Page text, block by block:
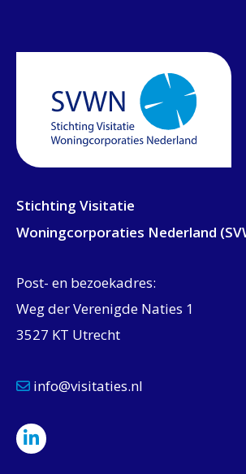
Stichting Visitatie
Woningcorporaties Nederland
Post- en bezoekadres:
Weg der Verenigde Naties 1
3527 KT Utrecht
info@visitaties.nl